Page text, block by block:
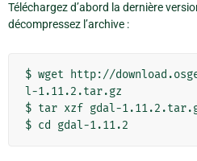
Téléchargez d’abord la dernière
décompressez l’archive :
$ wget http://
l-1.11.2.tar.gz
$ tar xzf gdal-